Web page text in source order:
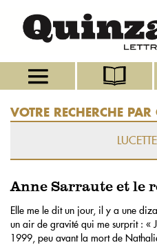
VOTRE RECHERCHE PAR
Anne Sarraute et le
Elle me le dit un jour, il y a une
un air de gravité qui me surprit : «
1999, peu avant la mort de